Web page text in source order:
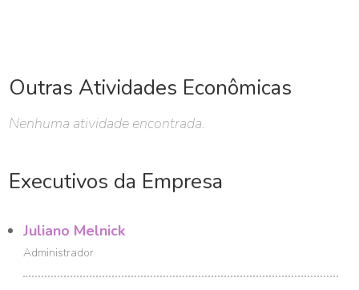
Outras Atividades Econômicas
Nenhuma atividade encontrada.
Executivos da Empresa
Juliano Melnick
Administrador